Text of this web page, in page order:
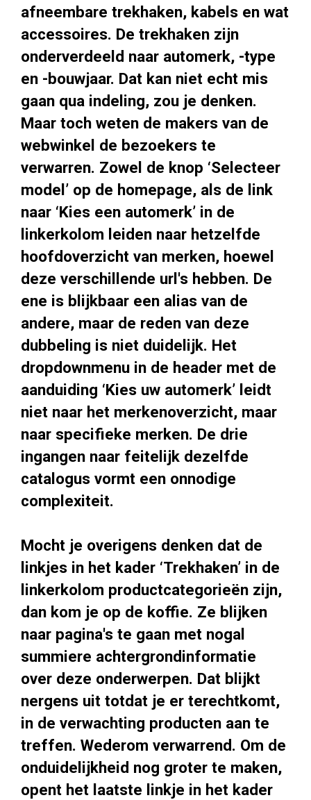
afneembare trekhaken, kabels en wat
accessoires. De trekhaken zijn
onderverdeeld naar automerk, -type
en -bouwjaar. Dat kan niet echt mis
gaan qua indeling, zou je denken.
Maar toch weten de makers van de
webwinkel de bezoekers te
verwarren. Zowel de knop ‘Selecteer
model’ op de homepage, als de link
naar ‘Kies een automerk’ in de
linkerkolom leiden naar hetzelfde
hoofdoverzicht van merken, hoewel
deze verschillende url's hebben. De
ene is blijkbaar een alias van de
andere, maar de reden van deze
dubbeling is niet duidelijk. Het
dropdownmenu in de header met de
aanduiding ‘Kies uw automerk’ leidt
niet naar het merkenoverzicht, maar
naar specifieke merken. De drie
ingangen naar feitelijk dezelfde
catalogus vormt een onnodige
complexiteit.
Mocht je overigens denken dat de
linkjes in het kader ‘Trekhaken’ in de
linkerkolom productcategorieën zijn,
dan kom je op de koffie. Ze blijken
naar pagina's te gaan met nogal
summiere achtergrondinformatie
over deze onderwerpen. Dat blijkt
nergens uit totdat je er terechtkomt,
in de verwachting producten aan te
treffen. Wederom verwarrend. Om de
onduidelijkheid nog groter te maken,
opent het laatste linkje in het kader